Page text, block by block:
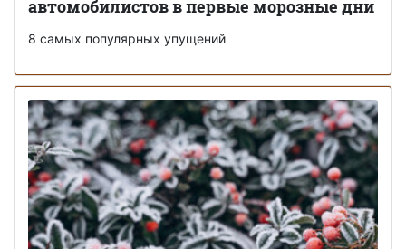
автомобилистов в первые морозные дни
8 самых популярных упущений